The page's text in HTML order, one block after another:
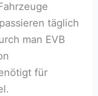
täglich
man EVB
für